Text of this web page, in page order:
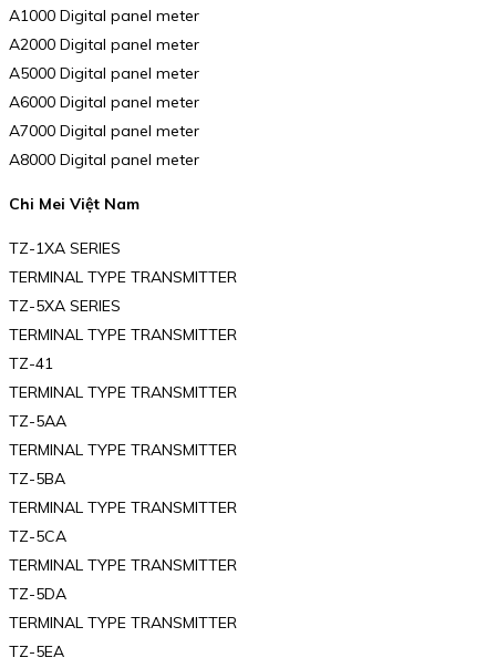
A1000 Digital panel meter
A2000 Digital panel meter
A5000 Digital panel meter
A6000 Digital panel meter
A7000 Digital panel meter
A8000 Digital panel meter
Chi Mei Việt Nam
TZ-1XA SERIES
TERMINAL TYPE TRANSMITTER
TZ-5XA SERIES
TERMINAL TYPE TRANSMITTER
TZ-41
TERMINAL TYPE TRANSMITTER
TZ-5AA
TERMINAL TYPE TRANSMITTER
TZ-5BA
TERMINAL TYPE TRANSMITTER
TZ-5CA
TERMINAL TYPE TRANSMITTER
TZ-5DA
TERMINAL TYPE TRANSMITTER
TZ-5EA